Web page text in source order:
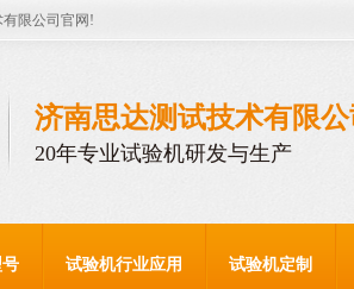
限公司官网!
济南思达测试技术有限
20年专业试验机研发与生产
试验机行业应用 试验机定制